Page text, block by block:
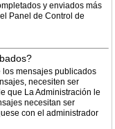
y enviados más
Panel de Control de
los mensajes publicados
necesiten ser
que La Administración le
necesitan ser
con el administrador